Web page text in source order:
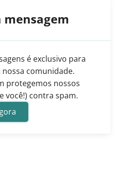
mensagem
é exclusivo para
comunidade.
protegemos nossos
você!) contra spam.